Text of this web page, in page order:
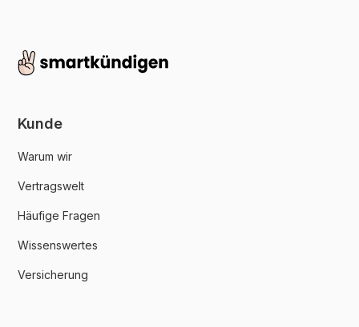
Kunde
Warum wir
Vertragswelt
Häufige Fragen
Wissenswertes
Versicherung